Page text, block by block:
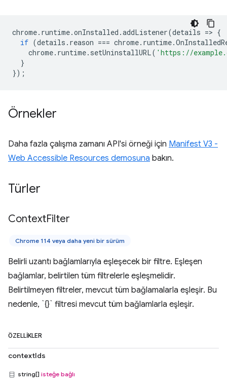
chrome. runtime.onInstalled .addListener(details => {
if (details . reason === chrome. runtime.
chrome. runtime. setUninstallURL( 'https://
}
});
Örnekler
Daha fazla çalışma zamanı API'si örneği için Manifest V3 -
Web Accessible Resources demosuna bakın.
Türler
ContextFilter
Chrome 114 veya daha yeni bir sürüm
Belirli uzantı bağlamlarıyla eşleşecek bir filtre. Eşleşen
bağlamlar, belirtilen tüm filtrelerle eşleşmelidir.
Belirtilmeyen filtreler, mevcut tüm bağlamalarla eşleşir. Bu
nedenle, `{}` filtresi mevcut tüm bağlamlarla eşleşir.
ÖZELLIKLER
contextIds
string[] isteğe bağlı